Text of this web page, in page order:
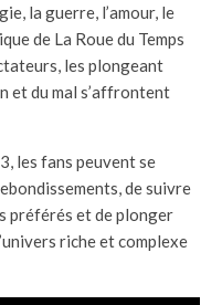
la guerre, l’amour, le
de La Roue du Temps
les plongeant
et du mal s’affrontent
les fans peuvent se
de suivre
préférés et de plonger
riche et complexe